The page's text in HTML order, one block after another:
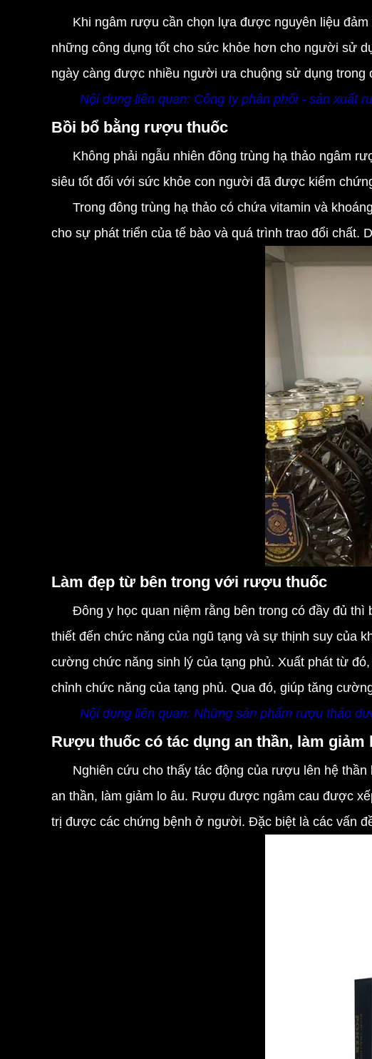
Khi ngâm rượu cần chọn lựa được nguyên liệu đảm
những công dụng tốt cho sức khỏe hơn cho người sử
ngày càng được nhiều người ưa chuộng sử dụng trong
Nội dung liên quan: Công ty phân phối - sản xuất
Bồi bổ bằng rượu thuốc
Không phải ngẫu nhiên đông trùng hạ thảo ngâm
siêu tốt đối với sức khỏe con người đã được kiểm
Trong đông trùng hạ thảo có chứa vitamin và
cho sự phát triển của tế bào và quá trình trao đổi chất.
Làm đẹp từ bên trong với rượu thuốc
Đông y học quan niệm rằng bên trong có đầy đủ thì
thiết đến chức năng của ngũ tạng và sự thịnh suy của
cường chức năng sinh lý của tạng phủ. Xuất phát từ
chỉnh chức năng của tạng phủ. Qua đó, giúp tăng
Nội dung liên quan: Những sản phẩm rượu thảo
Rượu thuốc có tác dụng an thần, làm giảm
Nghiên cứu cho thấy tác động của rượu lên hệ thần
an thần, làm giảm lo âu. Rượu được ngâm cau được
trị được các chứng bệnh ở người. Đặc biệt là các vấn